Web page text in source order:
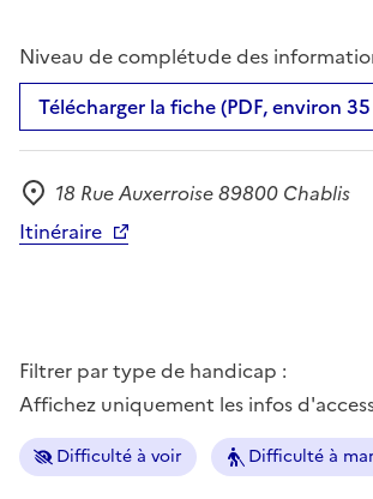
Niveau de complétude des
Télécharger la fiche (PDF, environ
Adresse
18 Rue Auxerroise 89800 Chablis
Itinéraire
Filtrer par type de handicap :
Affichez uniquement les infos
Difficulté à voir Difficulté à